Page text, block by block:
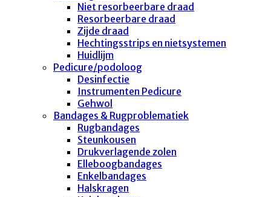
Niet resorbeerbare draad
Resorbeerbare draad
Zijde draad
Hechtingsstrips en nietsystemen
Huidlijm
Pedicure/podoloog
Desinfectie
Instrumenten Pedicure
Gehwol
Bandages & Rugproblematiek
Rugbandages
Steunkousen
Drukverlagende zolen
Elleboogbandages
Enkelbandages
Halskragen